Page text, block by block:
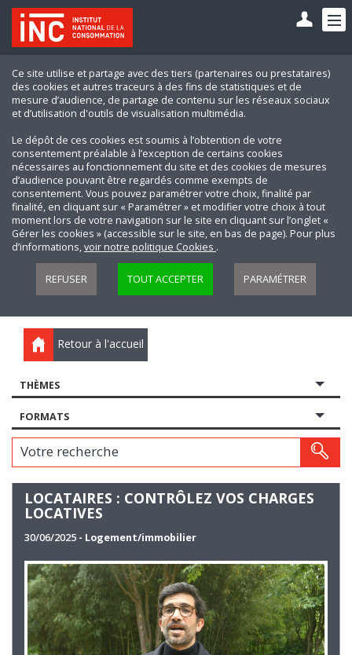
Ce site utilise et partage avec des tiers (partenaires ou prestataires)
des cookies et autres traceurs à des fins de statistiques et de
mesure d’audience, de partage de contenu sur les réseaux sociaux
et d’utilisation d'outils de visualisation multimédia.
Le dépôt de ces cookies est soumis à l’obtention de votre
consentement préalable à l’exception de certains cookies
nécessaires au fonctionnement du site et des cookies de mesures
d’audience pouvant être regardés comme exempts de
consentement. Vous pouvez paramétrer votre choix, finalité par
finalité, en cliquant sur « Paramétrer » et modifier votre choix à tout
moment lors de votre navigation sur le site en cliquant sur l’onglet «
Gérer les cookies » (accessible sur le site, en bas de page). Pour plus
d’informations,voir notre politique Cookies .
REFUSER TOUT ACCEPTER PARAMÉTRER
Retour à l'accueil
THÈMES
FORMATS
Votre recherche
LOCATAIRES : CONTRÔLEZ VOS CHARGES
LOCATIVES
30/06/2025 - Logement/immobilier